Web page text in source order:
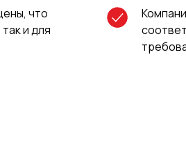
что
и для